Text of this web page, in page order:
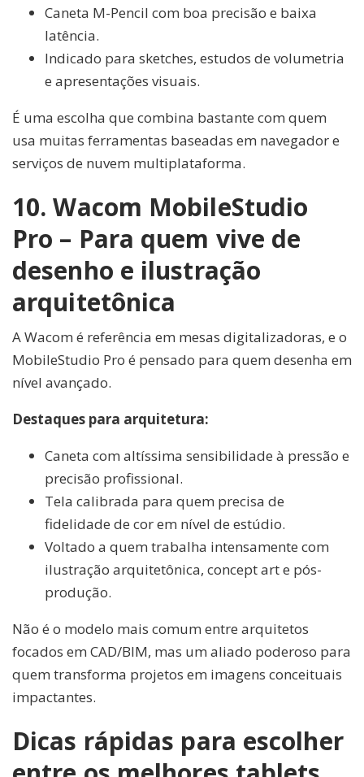
Caneta M-Pencil com boa precisão e baixa
latência.
Indicado para sketches, estudos de volumetria
e apresentações visuais.
É uma escolha que combina bastante com quem
usa muitas ferramentas baseadas em navegador e
serviços de nuvem multiplataforma.
10. Wacom MobileStudio
Pro – Para quem vive de
desenho e ilustração
arquitetônica
A Wacom é referência em mesas digitalizadoras, e o
MobileStudio Pro é pensado para quem desenha em
nível avançado.
Destaques para arquitetura:
Caneta com altíssima sensibilidade à pressão e
precisão profissional.
Tela calibrada para quem precisa de
fidelidade de cor em nível de estúdio.
Voltado a quem trabalha intensamente com
ilustração arquitetônica, concept art e pós-
produção.
Não é o modelo mais comum entre arquitetos
focados em CAD/BIM, mas um aliado poderoso para
quem transforma projetos em imagens conceituais
impactantes.
Dicas rápidas para escolher